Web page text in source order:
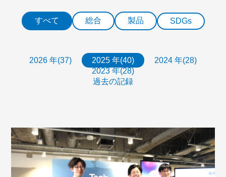
すべて 総合 製品 SDGs
2026 年(37) 2025 年(40)
2024 年(28)
2023 年(28)
過去の記録